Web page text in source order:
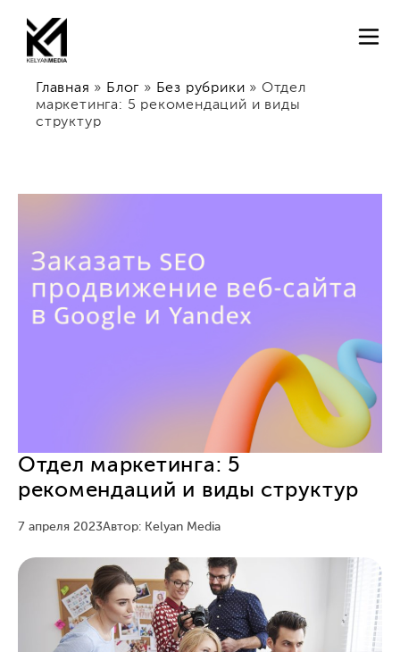
Главная » Блог » Без рубрики » Отдел
маркетинга: 5 рекомендаций и виды
структур
Отдел маркетинга: 5
рекомендаций и виды структур
7 апреля 2023Автор: Kelyan Media